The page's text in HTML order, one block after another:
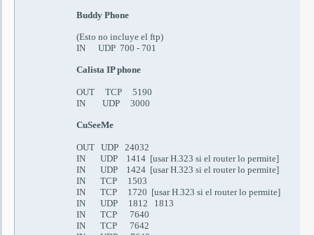
Buddy Phone
(Esto no incluye el ftp)
IN UDP 700 - 701
Calista IP phone
OUT TCP 5190
IN UDP 3000
CuSeeMe
OUT UDP 24032
IN UDP 1414 [usarH.323 si el router lo permite]
IN UDP 1424 [usarH.323 si el router lo permite]
IN TCP 1503
IN TCP 1720 [usarH.323 si el router lo permite]
IN UDP 1812 1813
IN TCP 7640
IN TCP 7642